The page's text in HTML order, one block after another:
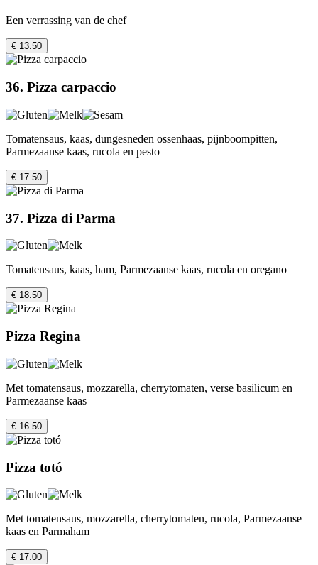
Een verrassing van de chef
€ 13.50
36. Pizza carpaccio
Tomatensaus, kaas, dungesneden ossenhaas, pijnboompitten,
Parmezaanse kaas, rucola en pesto
€ 17.50
37. Pizza di Parma
Tomatensaus, kaas, ham, Parmezaanse kaas, rucola en oregano
€ 18.50
Pizza Regina
Met tomatensaus, mozzarella, cherrytomaten, verse basilicum en
Parmezaanse kaas
€ 16.50
Pizza totó
Met tomatensaus, mozzarella, cherrytomaten, rucola, Parmezaanse
kaas en Parmaham
€ 17.00